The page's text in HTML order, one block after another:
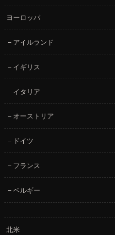
ヨーロッパ
アイルランド
イギリス
イタリア
オーストリア
ドイツ
フランス
ベルギー
北米